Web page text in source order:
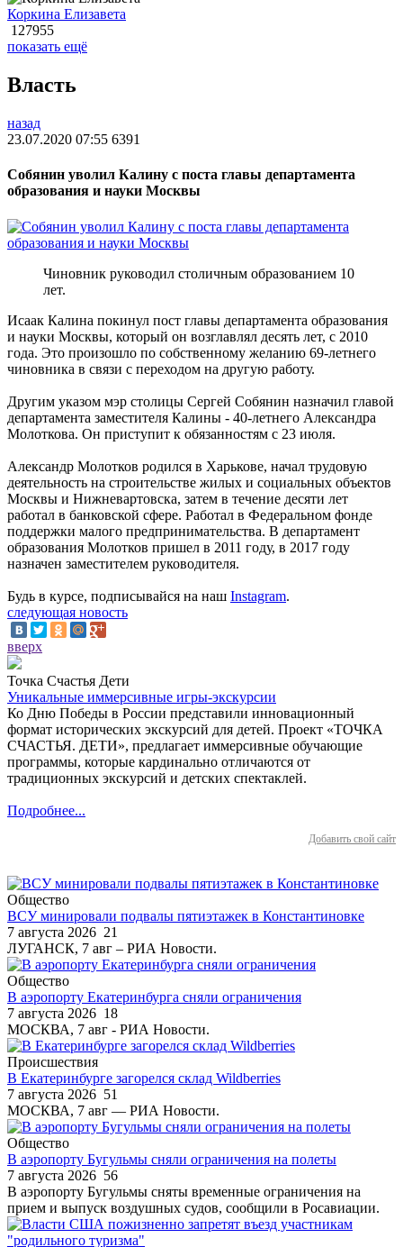
Коркина Елизавета
127955
показать ещё
Власть
назад
23.07.2020 07:55 6391
Собянин уволил Калину с поста главы департамента
образования и науки Москвы
Чиновник руководил столичным образованием 10
лет.
Исаак Калина покинул пост главы департамента образования
и науки Москвы, который он возглавлял десять лет, с 2010
года. Это произошло по собственному желанию 69-летнего
чиновника в связи с переходом на другую работу.
Другим указом мэр столицы Сергей Собянин назначил главой
департамента заместителя Калины - 40-летнего Александра
Молоткова. Он приступит к обязанностям с 23 июля.
Александр Молотков родился в Харькове, начал трудовую
деятельность на строительстве жилых и социальных объектов
Москвы и Нижневартовска, затем в течение десяти лет
работал в банковской сфере. Работал в Федеральном фонде
поддержки малого предпринимательства. В департамент
образования Молотков пришел в 2011 году, в 2017 году
назначен заместителем руководителя.
Будь в курсе, подписывайся на наш Instagram.
следующая новость
вверх
Точка Счастья Дети
Уникальные иммерсивные игры-экскурсии
Ко Дню Победы в России представили инновационный
формат исторических экскурсий для детей. Проект «ТОЧКА
СЧАСТЬЯ. ДЕТИ», предлагает иммерсивные обучающие
программы, которые кардинально отличаются от
традиционных экскурсий и детских спектаклей.
Подробнее...
Добавить свой сайт
Общество
ВСУ минировали подвалы пятиэтажек в Константиновке
7 августа 2026 21
ЛУГАНСК, 7 авг – РИА Новости.
Общество
В аэропорту Екатеринбурга сняли ограничения
7 августа 2026 18
МОСКВА, 7 авг - РИА Новости.
Происшествия
В Екатеринбурге загорелся склад Wildberries
7 августа 2026 51
МОСКВА, 7 авг — РИА Новости.
Общество
В аэропорту Бугульмы сняли ограничения на полеты
7 августа 2026 56
В аэропорту Бугульмы сняты временные ограничения на
прием и выпуск воздушных судов, сообщили в Росавиации.